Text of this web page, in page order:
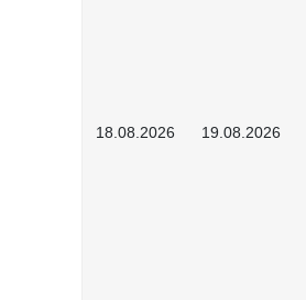
18.08.2026 19.08.2026